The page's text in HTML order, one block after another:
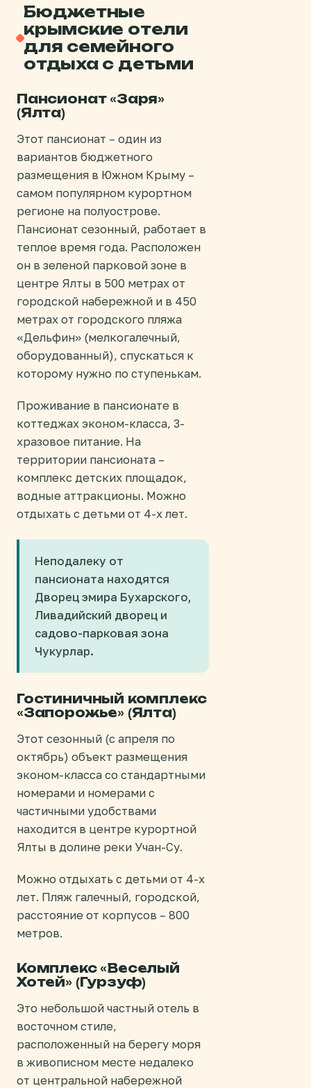
Бюджетные
крымские отели
для семейного
отдыха с детьми
Пансионат «Заря»
(Ялта)
Этот пансионат – один из
вариантов бюджетного
размещения в Южном Крыму –
самом популярном курортном
регионе на полуострове.
Пансионат сезонный, работает в
теплое время года. Расположен
он в зеленой парковой зоне в
центре Ялты в 500 метрах от
городской набережной и в 450
метрах от городского пляжа
«Дельфин» (мелкогалечный,
оборудованный), спускаться к
которому нужно по ступенькам.
Проживание в пансионате в
коттеджах эконом-класса, 3-
хразовое питание. На
территории пансионата –
комплекс детских площадок,
водные аттракционы. Можно
отдыхать с детьми от 4-х лет.
Неподалеку от
пансионата находятся
Дворец эмира Бухарского,
Ливадийский дворец и
садово-парковая зона
Чукурлар.
Гостиничный комплекс
«Запорожье» (Ялта)
Этот сезонный (с апреля по
октябрь) объект размещения
эконом-класса со стандартными
номерами и номерами с
частичными удобствами
находится в центре курортной
Ялты в долине реки Учан-Су.
Можно отдыхать с детьми от 4-х
лет. Пляж галечный, городской,
расстояние от корпусов – 800
метров.
Комплекс «Веселый
Хотей» (Гурзуф)
Это небольшой частный отель в
восточном стиле,
расположенный на берегу моря
в живописном месте недалеко
от центральной набережной